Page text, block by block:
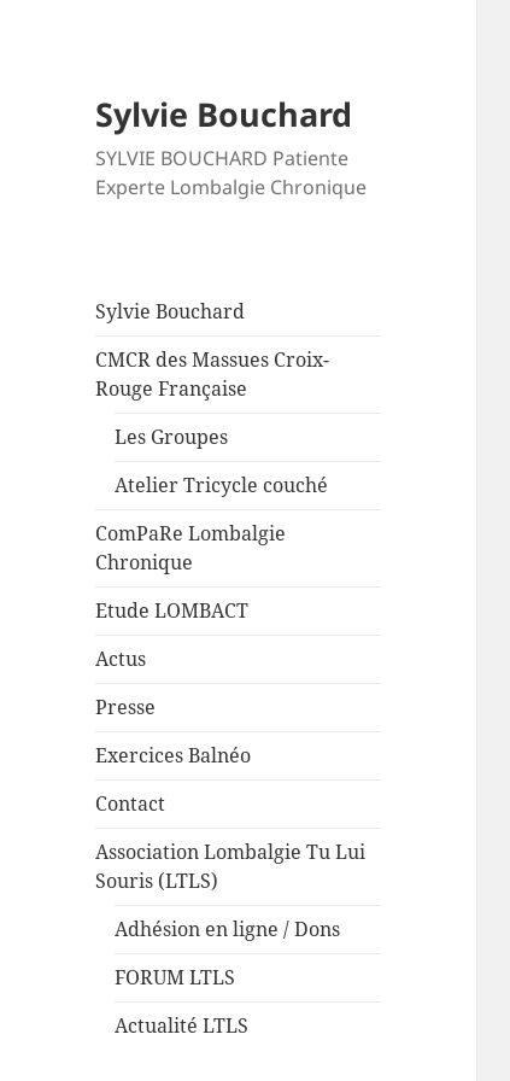
Sylvie Bouchard
SYLVIE BOUCHARD Patiente
Experte Lombalgie Chronique
Sylvie Bouchard
CMCR des Massues Croix-
Rouge Française
Les Groupes
Atelier Tricycle couché
ComPaRe Lombalgie
Chronique
Etude LOMBACT
Actus
Presse
Exercices Balnéo
Contact
Association Lombalgie Tu Lui
Souris (LTLS)
Adhésion en ligne / Dons
FORUM LTLS
Actualité LTLS